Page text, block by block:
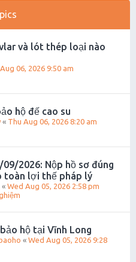
và lót thép loại nào
06, 2026 9:50 am
hộ đế cao su
« Thu Aug 06, 2026 8:20 am
2026: Nộp hồ sơ đúng
toàn lợi thế pháp lý
« Wed Aug 05, 2026 2:58 pm
hộ tại Vĩnh Long
« Wed Aug 05, 2026 9:28